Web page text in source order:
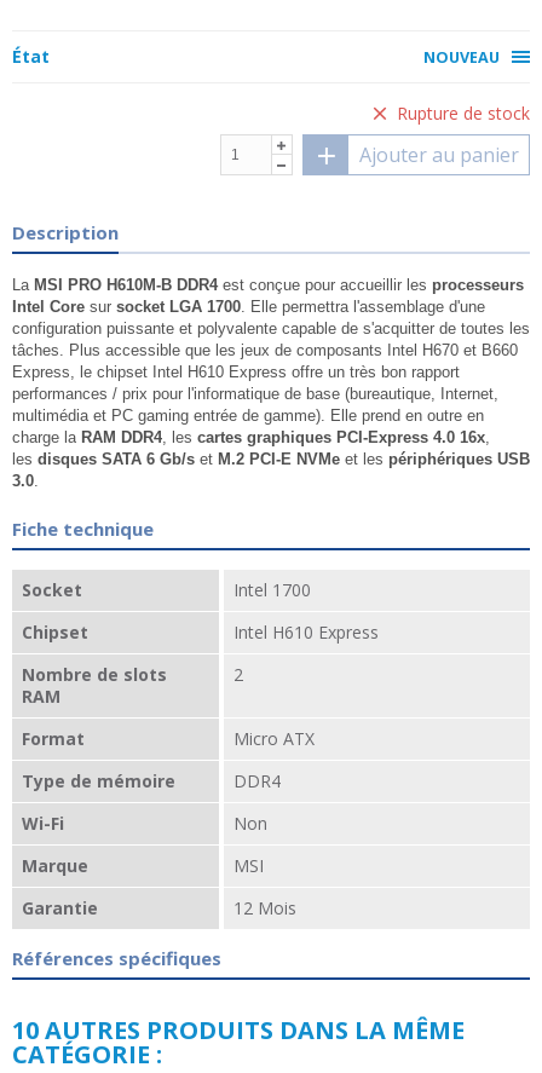
État NOUVEAU
Rupture de stock
Ajouter au panier
Description
La MSI PRO H610M-B DDR4 est conçue pour accueillir les processeurs
Intel Core sur socket LGA 1700. Elle permettra l'assemblage d'une
configuration puissante et polyvalente capable de s'acquitter de toutes les
tâches. Plus accessible que les jeux de composants Intel H670 et B660
Express, le chipset Intel H610 Express offre un très bon rapport
performances / prix pour l'informatique de base (bureautique, Internet,
multimédia et PC gaming entrée de gamme). Elle prend en outre en
charge la RAM DDR4, les cartes graphiques PCI-Express 4.0 16x,
les disques SATA 6 Gb/s et M.2 PCI-E NVMe et les périphériques USB
3.0.
Fiche technique
Socket
Intel 1700
Chipset
Intel H610 Express
Nombre de slots
RAM
2
Format
Micro ATX
Type de mémoire
DDR4
Wi-Fi
Non
Marque
MSI
Garantie
12 Mois
Références spécifiques
10 AUTRES PRODUITS DANS LA MÊME
CATÉGORIE :